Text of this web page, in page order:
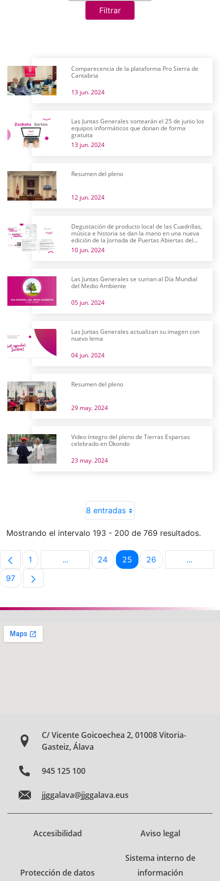
Filtrar
Comparecencia de la plataforma Pro Sierra de
Cantabria
13 jun. 2024
Las Juntas Generales sortearán el 25 de junio los
equipos informáticos que donan de forma
gratuita
13 jun. 2024
Resumen del pleno
12 jun. 2024
Degustación de producto local de las Cuadrillas,
música e historia se dan la mano en una nueva
edición de la Jornada de Puertas Abiertas del
parlamento alavés
10 jun. 2024
Las Juntas Generales se suman al Día Mundial
del Medio Ambiente
05 jun. 2024
Las Juntas Generales actualizan su imagen con
nuevo lema
04 jun. 2024
Resumen del pleno
29 may. 2024
Video íntegro del pleno de Tierras Esparsas
celebrado en Okondo
23 may. 2024
8 entradas
Mostrando el intervalo 193 - 200 de 769 resultados.
Página
1 ...Páginas intermedias Use TAB para
Página
24 Página
25 Página
26 ...
Página
97
C/ Vicente Goicoechea 2, 01008 Vitoria-
Gasteiz, Álava
945 125 100
jjggalava@jjggalava.eus
Accesibilidad Aviso legal
Protección de datos
Sistema interno de
información